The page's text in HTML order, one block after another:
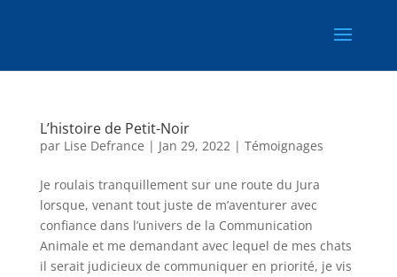
L’histoire de Petit-Noir
par Lise Defrance | Jan 29, 2022| Témoignages
Je roulais tranquillement sur une route du Jura
lorsque, venant tout juste de m’aventurer avec
confiance dans l’univers de la Communication
Animale et me demandant avec lequel de mes chats
il serait judicieux de communiquer en priorité, je vis